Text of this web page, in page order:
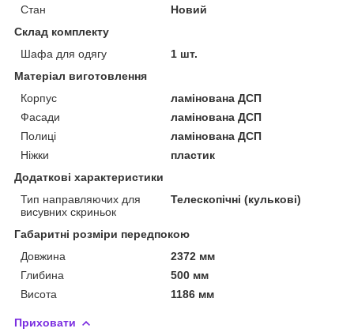
Стан
Новий
Склад комплекту
Шафа для одягу
1 шт.
Матеріал виготовлення
Корпус
ламінована ДСП
Фасади
ламінована ДСП
Полиці
ламінована ДСП
Ніжки
пластик
Додаткові характеристики
Тип направляючих для
висувних скриньок
Телескопічні (кулькові)
Габаритні розміри передпокою
Довжина
2372 мм
Глибина
500 мм
Висота
1186 мм
Приховати